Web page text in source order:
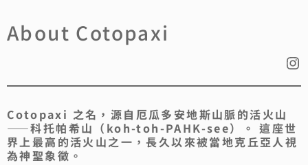
About Cotopaxi
Cotopaxi 之名，源自厄瓜多安地斯山脈的活火山
——科托帕希山（koh-toh-PAHK-see）。 這座世
界上最高的活火山之一，長久以來被當地克丘亞人視
為神聖象徵。